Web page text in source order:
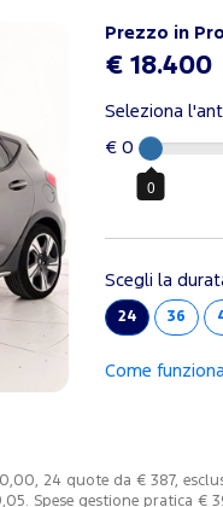
Prezzo in
€ 18.400
Seleziona
€ 0
0
Scegli la
24 36
Come
24 quote da € 387,
Spese gestione pratica